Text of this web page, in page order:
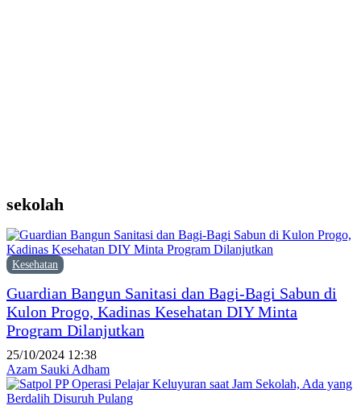
sekolah
Kesehatan
Guardian Bangun Sanitasi dan Bagi-Bagi Sabun di
Kulon Progo, Kadinas Kesehatan DIY Minta
Program Dilanjutkan
25/10/2024 12:38
Azam Sauki Adham